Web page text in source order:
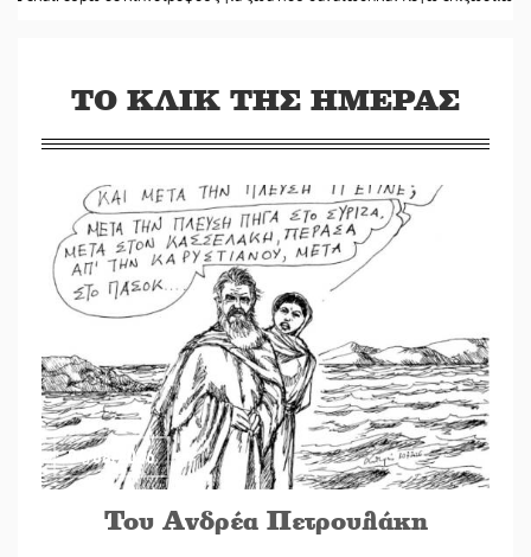
ΤΟ ΚΛΙΚ ΤΗΣ ΗΜΕΡΑΣ
04/08/2026
Του Ανδρέα Πετρουλάκη